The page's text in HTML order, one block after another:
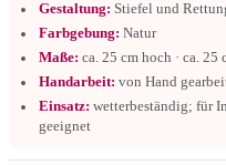
Gestaltung: Stiefel und
Farbgebung: Natur
Maße: ca. 25 cm hoch · ca. 25
Handarbeit: von Hand
Einsatz: wetterbeständig; für
geeignet